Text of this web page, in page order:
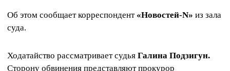
Об этом сообщает корреспондент «Новостей-N» из зала
суда.
Ходатайство рассматривает судья Галина Подзигун.
Сторону обвинения представляют прокурор